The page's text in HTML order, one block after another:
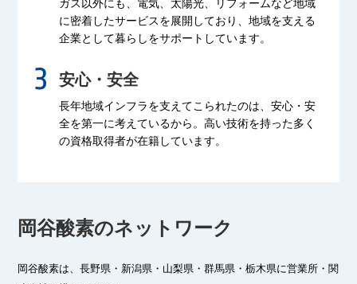
ガス以外にも、電気、太陽光、リフォームなど地域
に密着したサービスを展開しており、地域を支える
企業として暮らしをサポートしています。
安心・安全
長年地域インフラを支えてこられたのは、安心・安
全を第一に考えているから。高い技術を持った多く
の資格取得者が在籍しています。
岡谷酸素のネットワーク
岡谷酸素は、長野県・新潟県・山梨県・群馬県・栃木県に営業所・関